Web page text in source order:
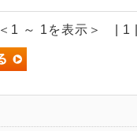
1 ～ 1を表示＞ | 1 |